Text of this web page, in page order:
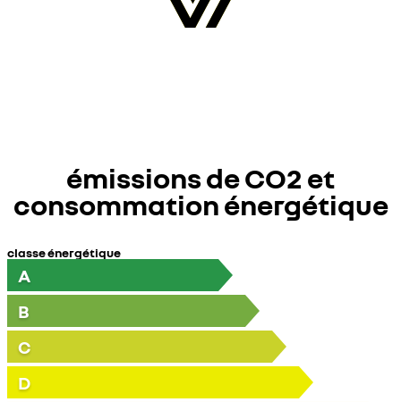
émissions de CO2 et
consommation énergétique
classe énergétique
A
B
C
D